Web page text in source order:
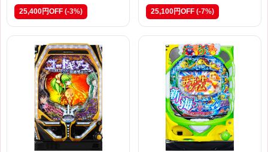
25,400円OFF (-3%) 25,100円OFF (-7%)